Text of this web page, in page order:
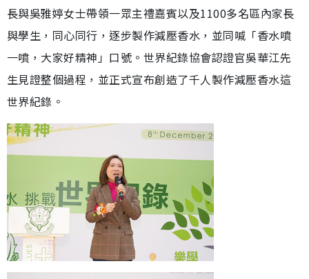
長與吳雅婷女士帶領一眾主禮嘉賓以及1100多名區內家長
與學生，同心同行，逐步製作減壓香水，並同喊「香水噴
一噴，大家好精神」口號。世界紀錄協會認證官吳華江先
生見證整個過程，並正式宣布創造了千人製作減壓香水這
世界紀錄。